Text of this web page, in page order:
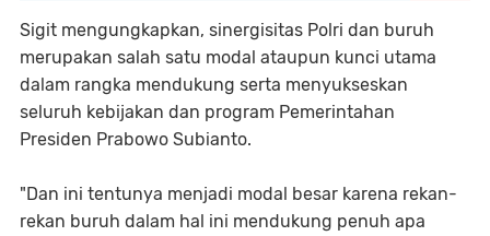
Sigit mengungkapkan, sinergisitas Polri dan buruh
merupakan salah satu modal ataupun kunci utama
dalam rangka mendukung serta menyukseskan
seluruh kebijakan dan program Pemerintahan
Presiden Prabowo Subianto.
"Dan ini tentunya menjadi modal besar karena rekan-
rekan buruh dalam hal ini mendukung penuh apa